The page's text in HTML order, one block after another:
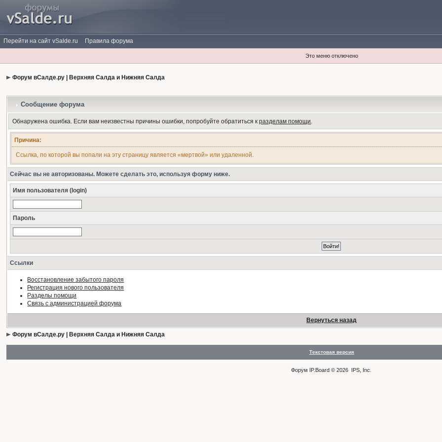
Перейти на сайт vSalde.ru Правила форума
Это меню отключено
Форум вСалде.ру | Верхняя Салда и Нижняя Салда
Сообщение форума
Обнаружена ошибка. Если вам неизвестны причины ошибки, попробуйте обратиться кразделам помощи.
Причина:
Ссылка, по которой вы попали на эту страницу является «мертвой» или удаленной.
Сейчас вы не авторизованы. Можете сделать это, используя форму ниже.
Имя пользователя (login)
Пароль
Ссылки
Восстановление забытого пароля
Регистрация нового пользователя
Разделы помощи
Связь с администрацией форума
Вернуться назад
Форум вСалде.ру | Верхняя Салда и Нижняя Салда
Текстовая версия
Форум IP.Board © 2026 IPS, Inc